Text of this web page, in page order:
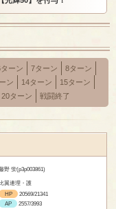
ーン 7ターン
8ターン
ン 14ターン
15ターン
20ターン 戦闘終了
野 蛍(p3p003861)
翼連理・護
HP
20569/21341
AP
2557/3993